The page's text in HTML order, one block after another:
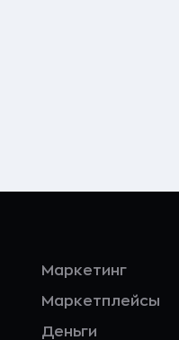
Маркетинг
Маркетплейсы
Деньги